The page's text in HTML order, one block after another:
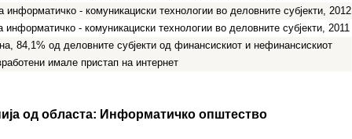
информатичко - комуникациски технологии во деловните субјекти, 2012
информатичко - комуникациски технологии во деловните субјекти, 2011
84,1% од деловните субјекти од финансискиот и нефинансискиот
имале пристап на интернет
од областа: Информатичко општество